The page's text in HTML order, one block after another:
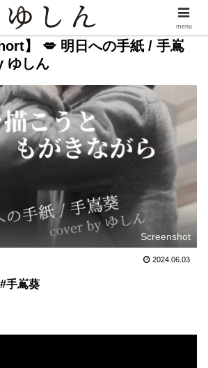
】 💋 明日への手紙 / 手嶌
しん
Screenshot
2024.06.03
#手嶌葵
menu